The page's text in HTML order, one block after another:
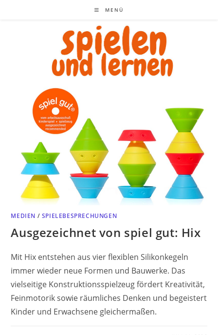
MENÜ
MEDIEN / SPIELEBESPRECHUNGEN
Ausgezeichnet von spiel gut: Hix
Mit Hix entstehen aus vier flexiblen Silikonkegeln
immer wieder neue Formen und Bauwerke. Das
vielseitige Konstruktionsspielzeug fördert Kreativität,
Feinmotorik sowie räumliches Denken und begeistert
Kinder und Erwachsene gleichermaßen.